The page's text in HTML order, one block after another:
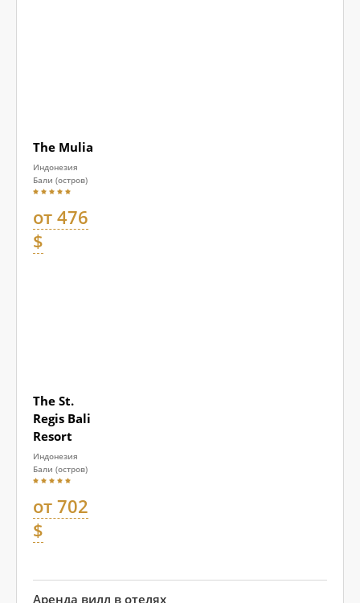
The Mulia
Индонезия
Бали (остров)
от 476
$
The St.
Regis Bali
Resort
Индонезия
Бали (остров)
от 702
$
Аренда вилл в отелях